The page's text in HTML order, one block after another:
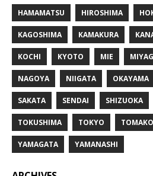
HAMAMATSU HIROSHIMA
KAGOSHIMA KAMAKURA
KOCHI KYOTO MIE
NAGOYA NIIGATA OKAYAMA
SAKATA SENDAI SHIZUOKA
TOKUSHIMA TOKYO
YAMAGATA YAMANASHI